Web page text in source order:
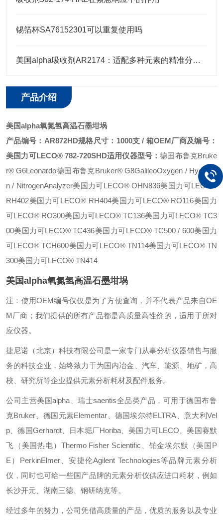
锡箔杯SA76152301可以重复使用吗
美国alpha吸收剂AR2174：适配多种元素的精准分析需求
产品介绍
美国alpha氧氮氢高温石墨坩埚
产品编号：AR872HD规格尺寸：1000支 / 箱OEM厂商及编号：
美国力可LECO® 782-720SHD适用仪器型号：德国布鲁克Bruke
r® G6Leonardo德国布鲁克Bruker® G8GalileoOxygen / Hydroge
n / NitrogenAnalyzer美国力可LECO® OHN836美国力可LECO®
RH402美国力可LECO® RH404美国力可LECO® RO116美国力
可LECO® RO300美国力可LECO® TC136美国力可LECO® TC3
00美国力可LECO® TC436美国力可LECO® TC500 / 600美国力
可LECO® TCH600美国力可LECO® TN114美国力可LECO® TN
300美国力可LECO® TN414
美国alpha氧氮氢高温石墨坩埚
注：使用OEM编号仅仅是为了方便查询，并不代表产品来自OE
M厂商；我们提供的所有产品都是高质量高性价的，适用于所对
应仪器。
捷尼诺（北京）科技有限公司是一家专门从事分析仪器销售与服
务的科技企业，始终致力于为国内冶金、汽车、能源、地矿，高
校、研究所等企业提供元素分析耗材及配件服务。
公司主营美国alpha、瑞士saentis全品类产品，可用于德国布鲁
克Bruker、德国元素Elementar、德国埃尔特ELTRA、意大利Vel
p、德国Gerhardt、日本堀厂Horiba、美国力可LECO、美国赛默
飞（美国热电）Thermo Fisher Scientific、铂金埃尔默（美国P
E）PerkinElmer、安捷伦Agilent Technologies等品牌元素分析
仪，同时也可给一些国产品牌的元素分析仪供应进口耗材，例如
长沙开元、湖南三德、钢研纳克等。
经过多年的努力，公司凭借高质量的产品，优质的服务以及专业